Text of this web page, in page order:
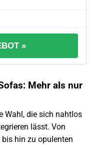
»
Mehr als nur
Wahl, die sich nahtlos
lässt. Von
hin zu opulenten